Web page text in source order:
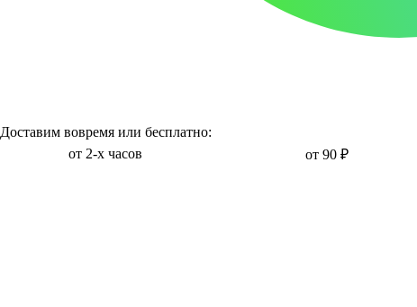
Доставим вовремя или бесплатно:
от 2-х часов от 90 ₽